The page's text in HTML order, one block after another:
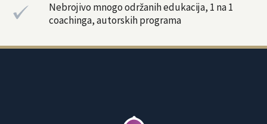
Nebrojivo mnogo održanih edukacija, 1 na 1
coachinga, autorskih programa